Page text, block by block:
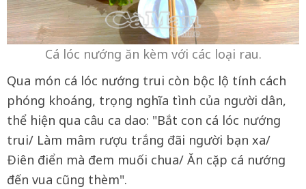
Cá lóc nướng ăn kèm với các loại rau.
Qua món cá lóc nướng trui còn bộc lộ tính cách
phóng khoáng, trọng nghĩa tình của người dân,
thể hiện qua câu ca dao: "Bắt con cá lóc nướng
trui/ Làm mâm rượu trắng đãi người bạn xa/
Ðiên điển mà đem muối chua/ Ăn cặp cá nướng
đến vua cũng thèm".